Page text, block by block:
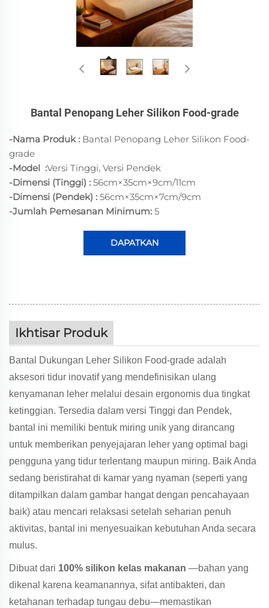
Bantal Penopang Leher Silikon Food-grade
-Nama Produk : Bantal Penopang Leher Silikon Food-
grade
-Model :Versi Tinggi, Versi Pendek
-Dimensi (Tinggi) : 56cm×35cm×9cm/11cm
-Dimensi (Pendek) : 56cm×35cm×7cm/9cm
-Jumlah Pemesanan Minimum: 5
DAPATKAN
Ikhtisar Produk
Bantal Dukungan Leher Silikon Food-grade adalah
aksesori tidur inovatif yang mendefinisikan ulang
kenyamanan leher melalui desain ergonomis dua tingkat
ketinggian. Tersedia dalam versi Tinggi dan Pendek,
bantal ini memiliki bentuk miring unik yang dirancang
untuk memberikan penyejajaran leher yang optimal bagi
pengguna yang tidur terlentang maupun miring. Baik Anda
sedang beristirahat di kamar yang nyaman (seperti yang
ditampilkan dalam gambar hangat dengan pencahayaan
baik) atau mencari relaksasi setelah seharian penuh
aktivitas, bantal ini menyesuaikan kebutuhan Anda secara
mulus.
Dibuat dari 100% silikon kelas makanan —bahan yang
dikenal karena keamanannya, sifat antibakteri, dan
ketahanan terhadap tungau debu—memastikan